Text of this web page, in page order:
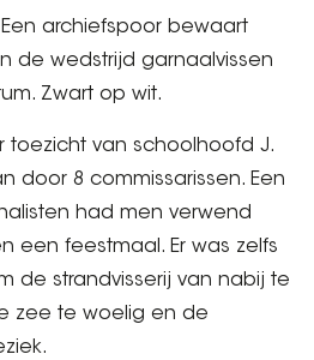
archiefspoor bewaart
de wedstrijd garnaalvissen
Zwart op wit.
toezicht van schoolhoofd J.
door 8 commissarissen. Een
had men verwend
een feestmaal. Er was zelfs
de strandvisserij van nabij te
zee te woelig en de